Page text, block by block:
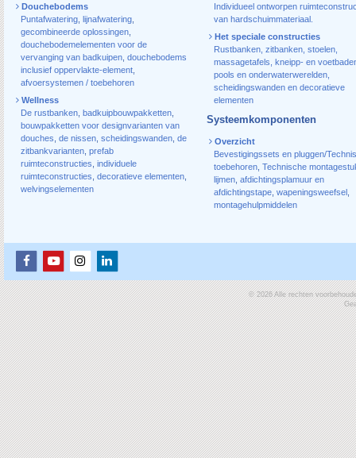
Douchebodems
Puntafwatering lijnafwatering
gecombineerde oplossingen
douchebodemelementen voor de
vervanging van badkuipen douchebodems
inclusief oppervlakte-element
afvoersystemen / toebehoren
Wellness
De rustbanken badkuipbouwpakketten
bouwpakketten voor designvarianten van
douches de nissen scheidingswanden de
zitbankvarianten prefab
ruimteconstructies individuele
ruimteconstructies decoratieve elementen
welvingselementen
Individueel ontworpen
van hardschuimmateriaal.
Het speciale constructies
Rustbanken, zitbanken, stoelen,
massagetafels, kneipp- en
pools en onderwaterwerelden,
scheidingswanden en decoratieve
elementen
Systeemkomponenten
Overzicht
Bevestigingssets en pluggen/
toebehoren, Technische
lijmen, afdichtingsplamuur en
afdichtingstape, wapeningsweefsel,
montagehulpmiddelen
© 2026 Alle rechten